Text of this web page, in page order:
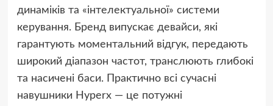
динаміків та «інтелектуальної» системи
керування. Бренд випускає девайси, які
гарантують моментальний відгук, передають
широкий діапазон частот, транслюють глибокі
та насичені баси. Практично всі сучасні
навушники Hyperx — це потужні